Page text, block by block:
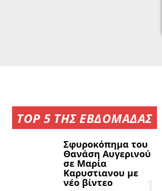
TOP 5 ΤΗΣ ΕΒΔΟΜΑΔΑΣ
Σφυροκόπημα του
Θανάση Αυγερινού
σε Μαρία
Καρυστιανου με
νέο βίντεο